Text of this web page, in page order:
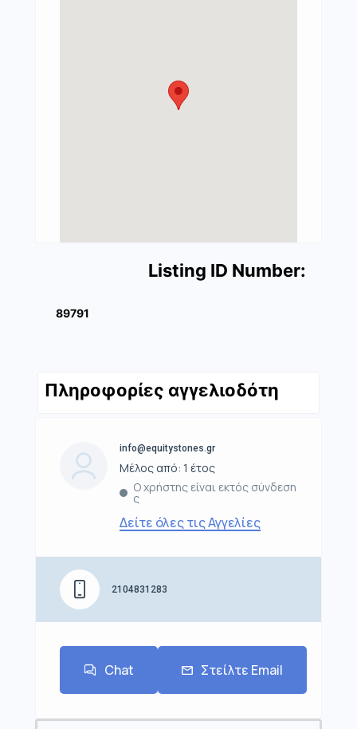
Listing ID Number:
89791
Πληροφορίες αγγελιοδότη
info@equitystones.gr
Μέλος από: 1 έτος
Ο χρήστης είναι εκτός σύνδεση
ς
Δείτε όλες τις Αγγελίες
2104831283
Chat Στείλτε Email